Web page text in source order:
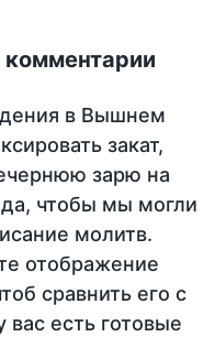
в Вышнем
закат,
зарю на
чтобы мы могли
молитв.
отображение
сравнить его с
есть готовые